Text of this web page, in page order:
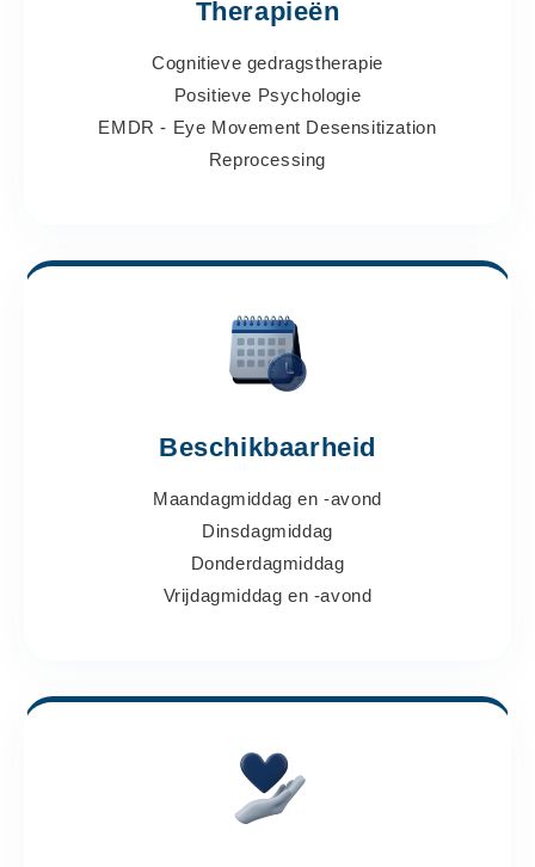
Therapieën
Cognitieve gedragstherapie
Positieve Psychologie
EMDR - Eye Movement Desensitization
Reprocessing
Beschikbaarheid
Maandagmiddag en -avond
Dinsdagmiddag
Donderdagmiddag
Vrijdagmiddag en -avond